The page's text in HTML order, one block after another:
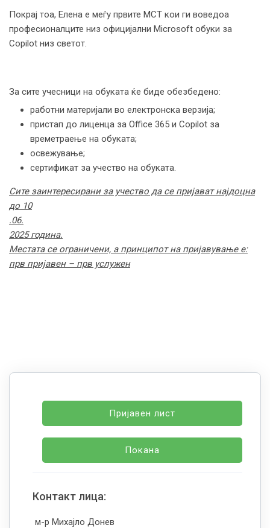
Покрај тоа, Елена е меѓу првите MCT кои ги воведоа
професионалците низ официјални Microsoft обуки за
Copilot низ светот.
За сите учесници на обуката ќе биде обезбедено:
работни материјали во електронска верзија;
пристап до лиценца за Office 365 и Copilot за
времетраење на обуката;
освежување;
сертификат за учество на обуката.
Сите заинтересирани за учество да се пријават најдоцна
до 10
.06.
2025 година.
Местата се ограничени, а принципот на пријавување е:
прв пријавен – прв услужен
Пријавен лист
Покана
Контакт лица:
м-р Михајло Донев